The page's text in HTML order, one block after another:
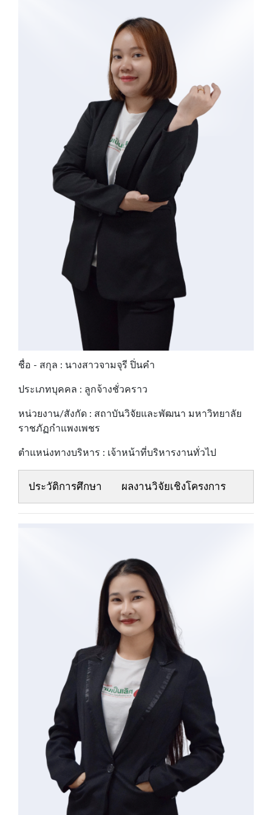
ชื่อ - สกุล : นางสาวจามจุรี ปิ่นคำ
ประเภทบุคคล : ลูกจ้างชั่วคราว
หน่วยงาน/สังกัด : สถาบันวิจัยและพัฒนา มหาวิทยาลัย
ราชภัฏกำแพงเพชร
ตำแหน่งทางบริหาร : เจ้าหน้าที่บริหารงานทั่วไป
ประวัติการศึกษา ผลงานวิจัยเชิงโครงการ